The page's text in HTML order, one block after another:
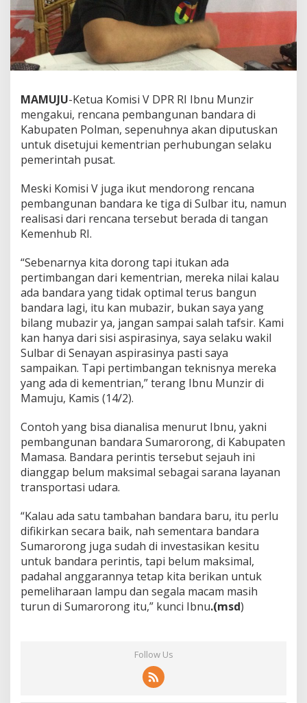
l
a
n
a
k
a
l
M
z
i
r
,
I
n
i
a
t
a
I
b
n
u
n
z
i
r
MAMUJU-Ketua Komisi V DPR RI Ibnu Munzir
mengakui, rencana pembangunan bandara di
Kabupaten Polman, sepenuhnya akan diputuskan
untuk disetujui kementrian perhubungan selaku
pemerintah pusat.
Meski Komisi V juga ikut mendorong rencana
pembangunan bandara ke tiga di Sulbar itu, namun
realisasi dari rencana tersebut berada di tangan
Kemenhub RI.
“Sebenarnya kita dorong tapi itukan ada
pertimbangan dari kementrian, mereka nilai kalau
ada bandara yang tidak optimal terus bangun
bandara lagi, itu kan mubazir, bukan saya yang
bilang mubazir ya, jangan sampai salah tafsir. Kami
kan hanya dari sisi aspirasinya, saya selaku wakil
Sulbar di Senayan aspirasinya pasti saya
sampaikan. Tapi pertimbangan teknisnya mereka
yang ada di kementrian,” terang Ibnu Munzir di
Mamuju, Kamis (14/2).
Contoh yang bisa dianalisa menurut Ibnu, yakni
pembangunan bandara Sumarorong, di Kabupaten
Mamasa. Bandara perintis tersebut sejauh ini
dianggap belum maksimal sebagai sarana layanan
transportasi udara.
“Kalau ada satu tambahan bandara baru, itu perlu
difikirkan secara baik, nah sementara bandara
Sumarorong juga sudah di investasikan kesitu
untuk bandara perintis, tapi belum maksimal,
padahal anggarannya tetap kita berikan untuk
pemeliharaan lampu dan segala macam masih
turun di Sumarorong itu,” kunci Ibnu.(msd)
Follow Us